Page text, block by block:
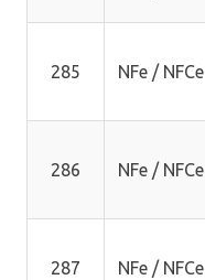
285 NFe / NFCe
286 NFe / NFCe
287 NFe / NFCe